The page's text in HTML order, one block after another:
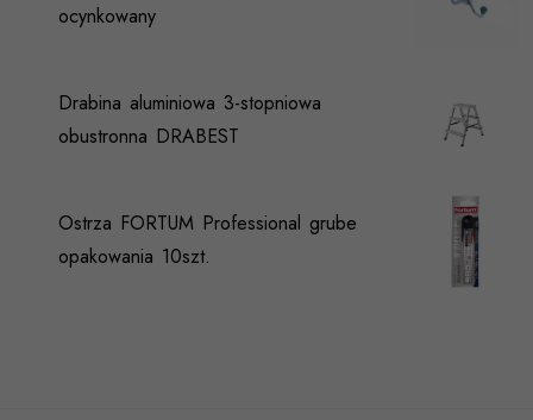
ocynkowany
Drabina aluminiowa 3-stopniowa
obustronna DRABEST
Ostrza FORTUM Professional grube
opakowania 10szt.